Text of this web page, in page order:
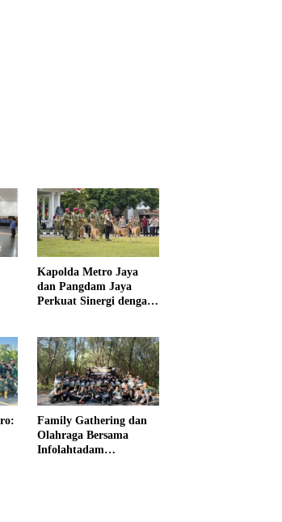
Kapolda Metro Jaya
dan Pangdam Jaya
Perkuat Sinergi dengan
Family Gathering dan
Olahraga Bersama
Infolahtadam